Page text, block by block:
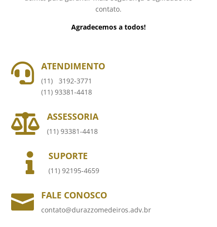
contato.
Agradecemos a todos!
 ATENDIMENTO
(11) 3192-3771
(11) 93381-4418
 ASSESSORIA
(11) 93381-4418
 SUPORTE
(11) 92195-4659
 FALE CONOSCO
contato@durazzomedeiros.adv.br